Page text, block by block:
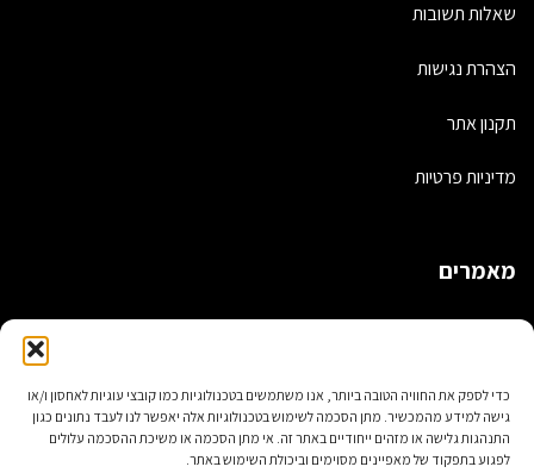
כדי לספק את החוויה הטובה ביותר, אנו משתמשים בטכנולוגיות כמו קובצי עוגיות לאחסון ו/או
גישה למידע מהמכשיר. מתן הסכמה לשימוש בטכנולוגיות אלה יאפשר לנו לעבד נתונים כגון
התנהגות גלישה או מזהים ייחודיים באתר זה. אי מתן הסכמה או משיכת ההסכמה עלולים
לפגוע בתפקוד של מאפיינים מסוימים וביכולת השימוש באתר.
שאלות תשובות
הצהרת נגישות
תקנון אתר
מדיניות פרטיות
מאמרים
5 דברים שלא ידעתם על עיצוב תיקי נשים